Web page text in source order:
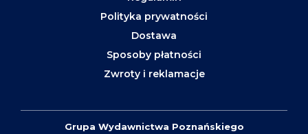
Polityka prywatności
Dostawa
Sposoby płatności
Zwroty i reklamacje
Grupa Wydawnictwa Poznańskiego